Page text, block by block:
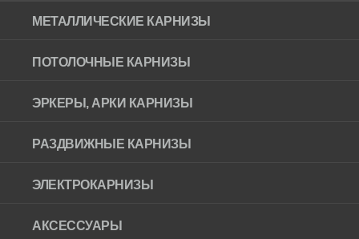
МЕТАЛЛИЧЕСКИЕ КАРНИЗЫ
ПОТОЛОЧНЫЕ КАРНИЗЫ
ЭРКЕРЫ, АРКИ КАРНИЗЫ
РАЗДВИЖНЫЕ КАРНИЗЫ
ЭЛЕКТРОКАРНИЗЫ
АКСЕССУАРЫ